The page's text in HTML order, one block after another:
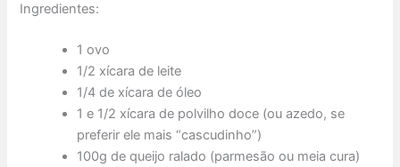
Ingredientes:
1 ovo
1/2 xícara de leite
1/4 de xícara de óleo
1 e 1/2 xícara de polvilho doce (ou azedo, se
preferir ele mais “cascudinho”)
100g de queijo ralado (parmesão ou meia cura)